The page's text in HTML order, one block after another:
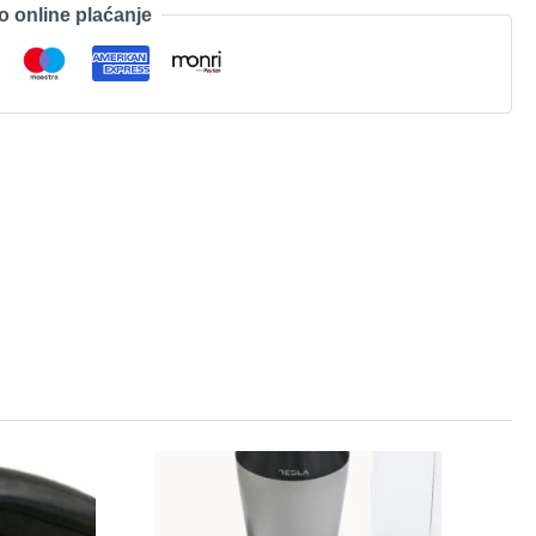
online plaćanje